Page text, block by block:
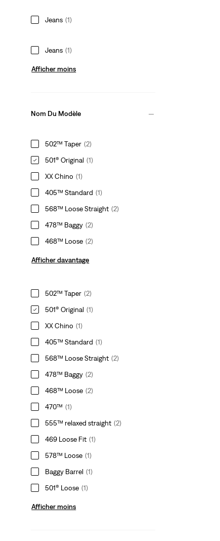
Jeans (1)
Jeans (1)
Afficher moins
Nom Du Modèle
502™ Taper (2)
501® Original (1)
XX Chino (1)
405™ Standard (1)
568™ Loose Straight (2)
478™ Baggy (2)
468™ Loose (2)
Afficher davantage
502™ Taper (2)
501® Original (1)
XX Chino (1)
405™ Standard (1)
568™ Loose Straight (2)
478™ Baggy (2)
468™ Loose (2)
470™ (1)
555™ relaxed straight (2)
469 Loose Fit (1)
578™ Loose (1)
Baggy Barrel (1)
501® Loose (1)
Afficher moins